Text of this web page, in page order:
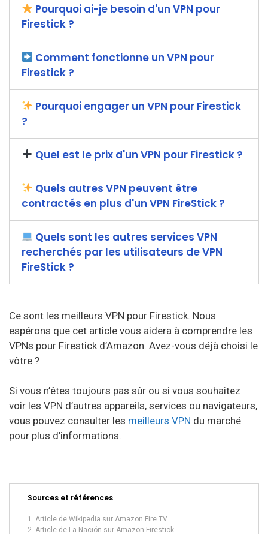
Pourquoi ai-je besoin d'un VPN pour
Firestick ?
Comment fonctionne un VPN pour
Firestick ?
Pourquoi engager un VPN pour Firestick
?
Quel est le prix d'un VPN pour Firestick ?
Quels autres VPN peuvent être
contractés en plus d'un VPN FireStick ?
Quels sont les autres services VPN
recherchés par les utilisateurs de VPN
FireStick ?
Ce sont les meilleurs VPN pour Firestick. Nous
espérons que cet article vous aidera à comprendre les
VPNs pour Firestick d’Amazon. Avez-vous déjà choisi le
vôtre ?
Si vous n’êtes toujours pas sûr ou si vous souhaitez
voir les VPN d’autres appareils, services ou navigateurs,
vous pouvez consulter les meilleurs VPN du marché
pour plus d’informations.
Sources et références
Article de Wikipedia sur Amazon Fire TV
Article de La Nación sur Amazon Firestick